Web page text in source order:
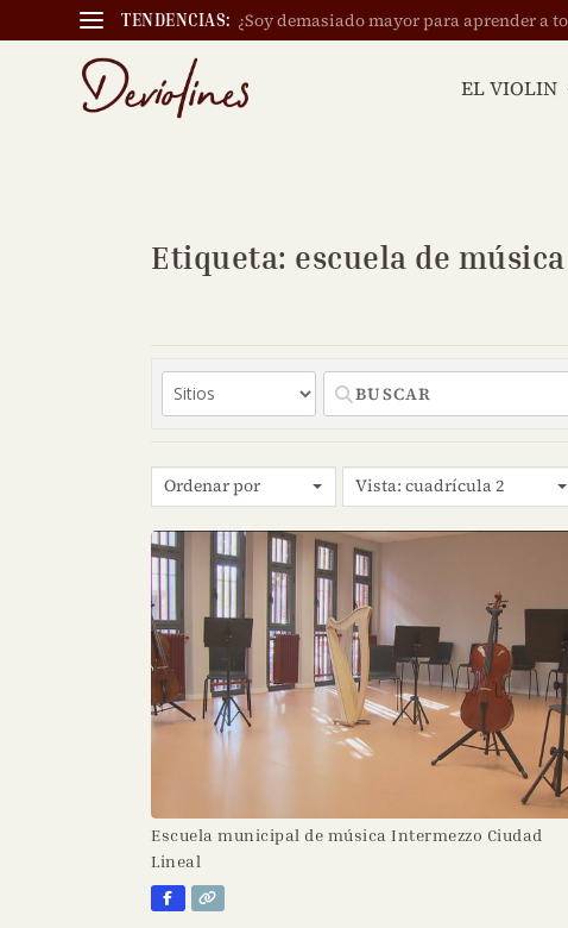
TENDENCIAS: ¿Soy demasiado mayor para aprender a
EL VIOLIN
Etiqueta: escuela de
Ordenar por Vista: cuadrícula 2
Escuela municipal de música Intermezzo Ciudad
Lineal